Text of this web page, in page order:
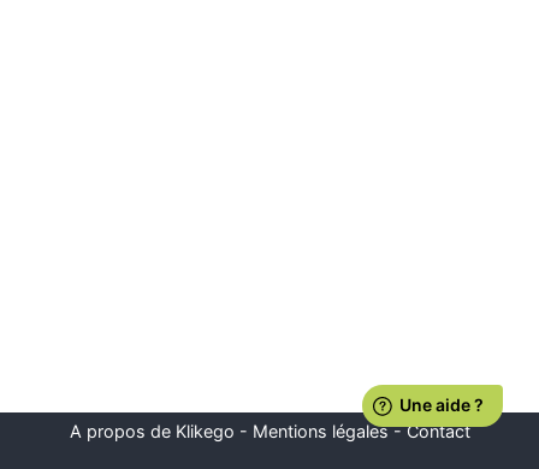
A propos de Klikego - Mentions légales-Contact